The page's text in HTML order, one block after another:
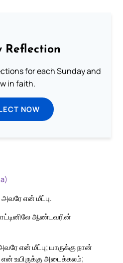
Reflection
for each Sunday and
in faith.
NOW
என் மீட்பு.
ஆண்டவரின்
என் மீட்பு; யாருக்கு நான்
உயிருக்கு அடைக்கலம்;